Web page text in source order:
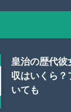
皇治の歴代彼
収はいくら？
いても